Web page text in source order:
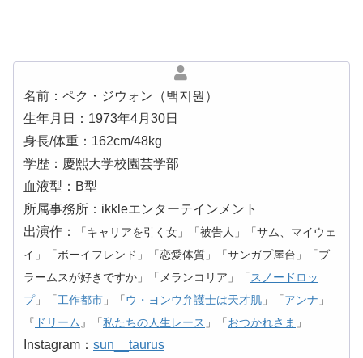
名前：ペク・ジウォン（백지원）
生年月日：1973年4月30日
身長/体重：162cm/48kg
学歴：慶熙大学校園芸学部
血液型：B型
所属事務所：ikkleエンターテインメント
出演作：
「キャリアを引く女」「被告人」「サム、マイウェ
イ」「ボーイフレンド」「恋愛体質」「サンガプ屋台」「ブ
ラームスが好きですか」「メランコリア」「スノードロッ
プ」「工作都市 」「ウ・ヨンウ弁護士は天才肌 」「アンナ 」
『 ドリーム』「私たちの人生レース 」「おつかれさま 」
Instagram： sun__taurus